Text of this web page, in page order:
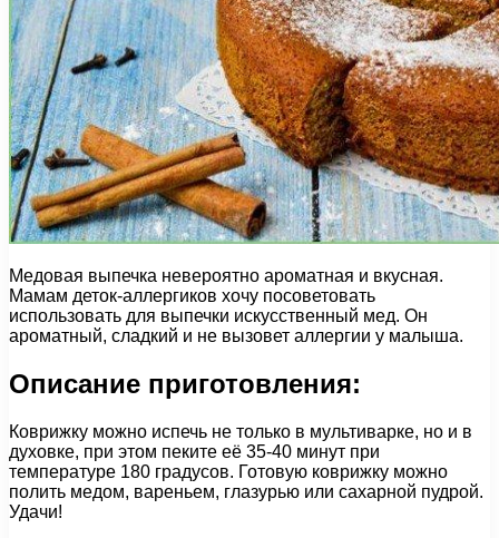
Медовая выпечка невероятно ароматная и вкусная.
Мамам деток-аллергиков хочу посоветовать
использовать для выпечки искусственный мед. Он
ароматный, сладкий и не вызовет аллергии у малыша.
Описание приготовления:
Коврижку можно испечь не только в мультиварке, но и в
духовке, при этом пеките её 35-40 минут при
температуре 180 градусов. Готовую коврижку можно
полить медом, вареньем, глазурью или сахарной пудрой.
Удачи!